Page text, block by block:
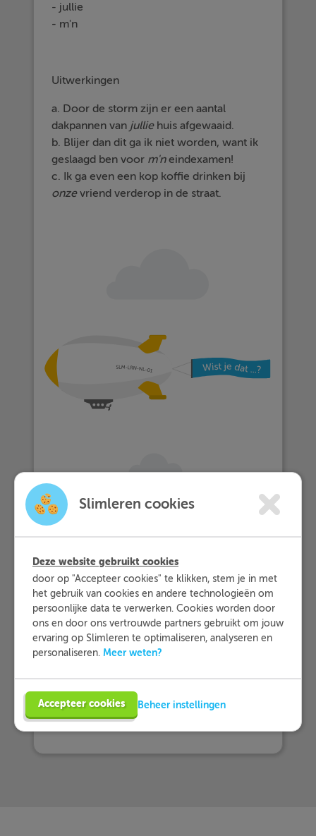
- jullie
- m'n
Uitwerkingen
a. Door de storm zijn er een aantal
dakpannen van julliehuis afgewaaid.
b. Blijer dan dit ga ik niet worden, want ik
geslaagd ben voor m'neindexamen!
c. Ik ga even een kop koffie drinken bij
onzevriend verderop in de straat.
… meer dan 25.000 leerlingen met
Slimleren oefenen…
… en dat zij Slimleren gemiddeld
beoordelenmet een 9,2!
Probeer nu 1 week gratis
Slimleren cookies
Deze website gebruikt cookies
door op "Accepteer cookies" te klikken, stem je in met
het gebruik van cookies en andere technologieën om
persoonlijke data te verwerken. Cookies worden door
ons en door ons vertrouwde partners gebruikt om jouw
ervaring op Slimleren te optimaliseren, analyseren en
personaliseren. Meer weten?
Accepteer cookies Beheer instellingen